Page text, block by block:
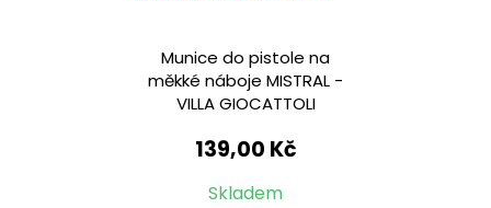
Munice do pistole na
měkké náboje MISTRAL -
VILLA GIOCATTOLI
139,00 Kč
Skladem